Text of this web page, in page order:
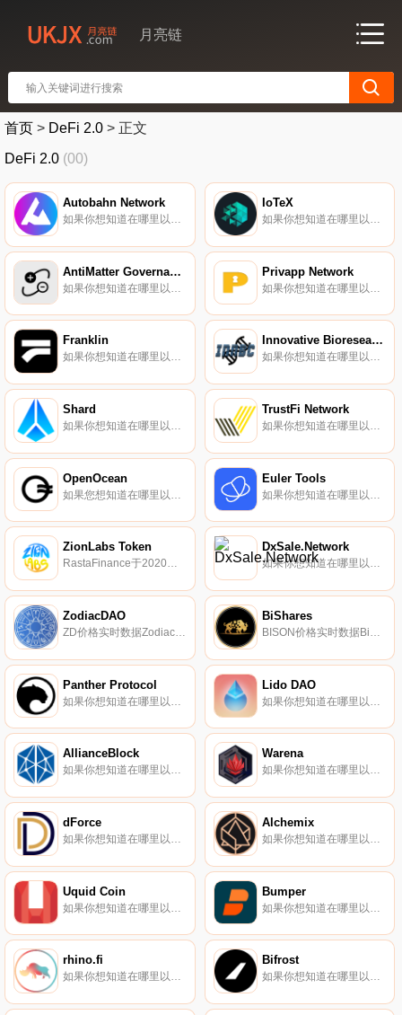
月亮链
首页 > DeFi 2.0 > 正文
DeFi 2.0 (00)
Autobahn Network
如果你想知道在哪里以当前价格购买Autobahn Network,目前交易{Autobahn Network]股票的顶级加密货币交易所是PancakeSwap（V2）、ProBit Global、ApeSwap（BSC）和PancakeSwap。您可以在我们的加密货币交易所页面上找到其他列表.
IoTeX
如果你想知道在哪里以当前价格购买IoTeX,目前交易{IoTeX]股票的顶级加密货币交易所是Binance、Deepcoin、BTCEX、Bitrue和ByIOTXt。您可以在我们的加密货币交易所页面上找到其他列表。要了解更多关于这个项目的信息,请查看我们对IoTeX的深入了解.
AntiMatter Governance Token Privapp Network
Franklin
如果你想知道在哪里以当前价格购买Franklin,目前交易{Franklin]股票的顶级加密货币交易所是Hotcoin Global、KuCoin、Gate.io、MEXC和ProBit Global。您可以在我们的加密货币交易所页面上找到其他列表.
Innovative Bioresearch Coin
如果你想知道在哪里以当前价格购买Innovative Bioresearch Coin,目前交易{Innovative Bioresearch Coin]股票的顶级加密货币交易所是Uniswap（V3）和Finexbox。您可以在我们的加密货币交易所页面上找到其他列表.
Shard
如果你想知道在哪里以当前价格购买Shard,目前交易{Shard]股票的顶级加密货币交易所是StakeCube。您可以在我们的加密货币交易所页面上找到其他列表。Shard（SHARD）是一种加密货币。Shard目前的供应量为77160176.76,流通量为17100000.
TrustFi Network
如果你想知道在哪里以当前价格购买TrustFi Network,目前交易{TrustFi Network]股票的顶级加密货币交易所是MEXC和PancakeSwap（V2）。您可以在我们的加密货币交易所页面上找到其他列表.
OpenOcean Euler Tools
ZionLabs Token
RastaFinance于2020年概念化,现在被称为ZionLabs,使用最新的区块链技术将创作者与粉丝联系起来。凭借良好的业绩记录和值得信赖的团队,ZionLabs集体推出了数十种产品,包括ZionLaunchPad,使艺术家能够为他们即将推出的项目众筹.
DxSale.Network
如果你想知道在哪里以当前价格购买DxSale.Network,目前交易{DxSale.Network]股票的顶级加密货币交易所是PancakeSwap（V2）和HotSALEt。您可以在我们的加密货币交易所页面上找到其他列表。DxSale.Network是一家致力于提升智能合约能力的软件公司.
ZodiacDAO
ZD价格实时数据ZodiacDAO是一个基于$ZD代币的DeFi 2.0+去中心化反向货币协议。我们使用POL（协议拥有的流动性）来确保ZD美元稳定且充分地回到ZodiacDAO国库.
BiShares
BISON价格实时数据BiShares提供去中心化的交易所交易基金（dETF）,用于安全的加密货币多元化和多链收益农业。BISON是BiShares治理代币,用于投票支持所有与协议相关的提案,持有者赚取平台费用.
Panther Protocol Lido DAO
AllianceBlock
如果你想知道在哪里以当前价格购买AllianceBlock,目前交易{AllianceBlock]股票的顶级加密货币交易所是KuCoin、PancakeSwap（V2）、Uniswap（V2）、QuickSwap和Balancer。您可以在我们的加密货币交易所页面上找到其他列表.
Warena
如果你想知道在哪里以当前价格购买Warena,目前交易{Warena]股票的顶级加密货币交易所是Gate.io、MEXC、CoinEx、PancakeSwap（V2）和HotRENAt。您可以在我们的加密货币交易所页面上找到其他列表.
dForce
如果你想知道在哪里以当前价格购买dForce,目前交易{dForce]股票的顶级加密货币交易所是Binance、Deepcoin、CoinW、Bitrue和BingX。您可以在我们的加密货币交易所页面上找到其他列表.
Alchemix
如果你想知道在哪里以当前价格购买Alchemix,目前交易{Alchemix]股票的顶级加密货币交易所是Binance、OKX、Deepcoin、Bitrue和Hotcoin Global。您可以在我们的加密货币交易所页面上找到其他列表.
Uquid Coin Bumper
rhino.fi
如果你想知道在哪里以当前价格购买rhino.fi,目前交易{rhino.fi]股票的顶级加密货币交易所是BKEX、Bitfinex、CoinEx和Bilaxy。您可以在我们的加密货币交易所页面上找到其他列表。rhino.fi是世界上最好的多链DeFi聚合器.
Bifrost
如果你想知道在哪里以当前价格购买Bifrost,目前交易{Bifrost]股票的顶级加密货币交易所是IndoEx、KuCoin、Gate.io、MEXC和Kraken。您可以在我们的加密货币交易所页面上找到其他列表.